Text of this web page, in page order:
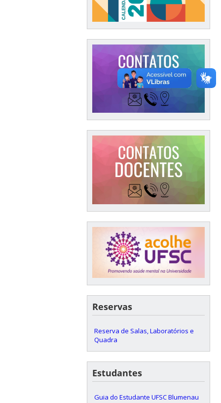
Reservas
Reserva de Salas, Laboratórios e
Quadra
Estudantes
Guia do Estudante UFSC Blumenau